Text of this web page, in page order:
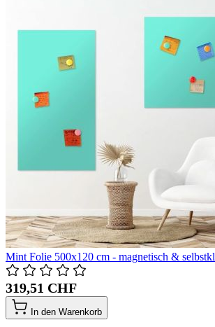
Mint Folie 500x120 cm - magnetisch &
319,51 CHF
In den Warenkorb